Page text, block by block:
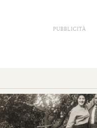
PUBBLICITÀ